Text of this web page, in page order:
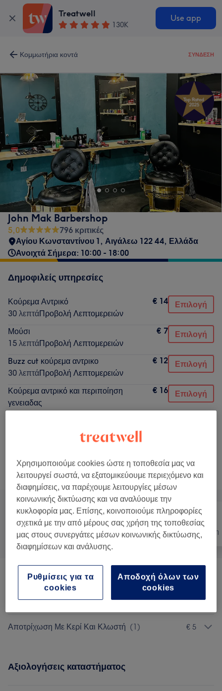
Treatwell
130K
Use app
Κομμωτήρια κοντά ΣΎΝΔΕΣΗ
John Mak Barbershop
5,0
796 κριτικές
Αγίου Κωνσταντίνου 1, Αιγάλεω 122 44, Ελλάδα
Ανοιχτά Σήμερα: 10:00 - 18:00
Δημοφιλείς υπηρεσίες
Κούρεμα Αντρικό
30 λεπτάΠροβολή Λεπτομερειών
€ 14 Επιλογή
Μούσι
15 λεπτάΠροβολή Λεπτομερειών
€ 7 Επιλογή
Buzz cut κούρεμα αντρικο
30 λεπτάΠροβολή Λεπτομερειών
€ 12 Επιλογή
Κούρεμα αντρικό και περιποίηση
γενειαδας
€ 16 Επιλογή
Προβολή Λεπτομερειών
Αναζήτηση υπηρεσιών
Όλα Μαλλιά Αποτρίχωση
Κούρεμα Αντρικό (6) από € 10
Μούσι (1) € 7
Αποτρίχωση Με Κερί Και Κλωστή (1) € 5
Αξιολογήσεις καταστήματος
Χρησιμοποιούμε cookies ώστε η τοποθεσία μας να
λειτουργεί σωστά, να εξατομικεύουμε περιεχόμενο και
διαφημίσεις, να παρέχουμε λειτουργίες μέσων
κοινωνικής δικτύωσης και να αναλύουμε την
κυκλοφορία μας. Επίσης, κοινοποιούμε πληροφορίες
σχετικά με την από μέρους σας χρήση της τοποθεσίας
μας στους συνεργάτες μέσων κοινωνικής δικτύωσης,
διαφημίσεων και ανάλυσης.
Αποδοχή όλων των
cookies
Ρυθμίσεις για τα
cookies